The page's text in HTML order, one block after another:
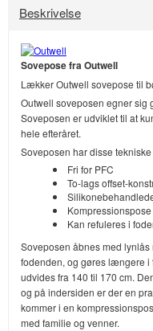
Beskrivelse
Sovepose fra Outwell
Lækker Outwell sovepose til
Outwell soveposen egner sig
Soveposen er udviklet til at
hele efteråret.
Soveposen har disse
Fri for PFC
To-lags offset-
Kan refuleres i
Soveposen åbnes med
fodenden, og gøres længere i
udvides fra 140 til 170 cm.
og på indersiden er der en
kommer i en
med familie og venner.